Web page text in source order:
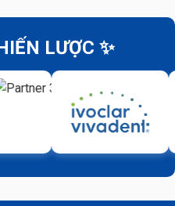
LƯỢC ✨